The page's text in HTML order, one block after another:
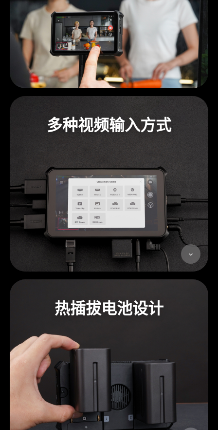
多种视频输入方式
热插拔电池设计